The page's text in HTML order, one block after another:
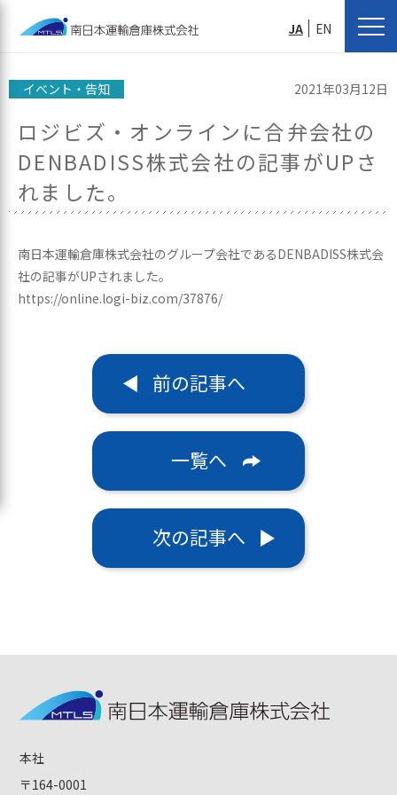
JA EN
イベント・告知 2021年03月12日
ロジビズ・オンラインに合弁会社の
DENBADISS株式会社の記事がUPさ
れました。
南日本運輸倉庫株式会社のグループ会社であるDENBADISS株式会
社の記事がUPされました。
https://online.logi-biz.com/37876/
前の記事へ
一覧へ
次の記事へ
本社
〒164-0001